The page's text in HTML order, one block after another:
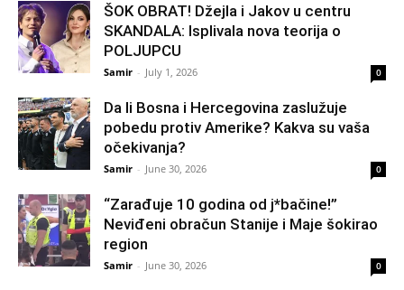
ŠOK OBRAT! Džejla i Jakov u centru
SKANDALA: Isplivala nova teorija o
POLJUPCU
Samir - July 1, 2026 0
Da li Bosna i Hercegovina zaslužuje
pobedu protiv Amerike? Kakva su vaša
očekivanja?
Samir - June 30, 2026 0
“Zarađuje 10 godina od j*bačine!”
Neviđeni obračun Stanije i Maje šokirao
region
Samir - June 30, 2026 0